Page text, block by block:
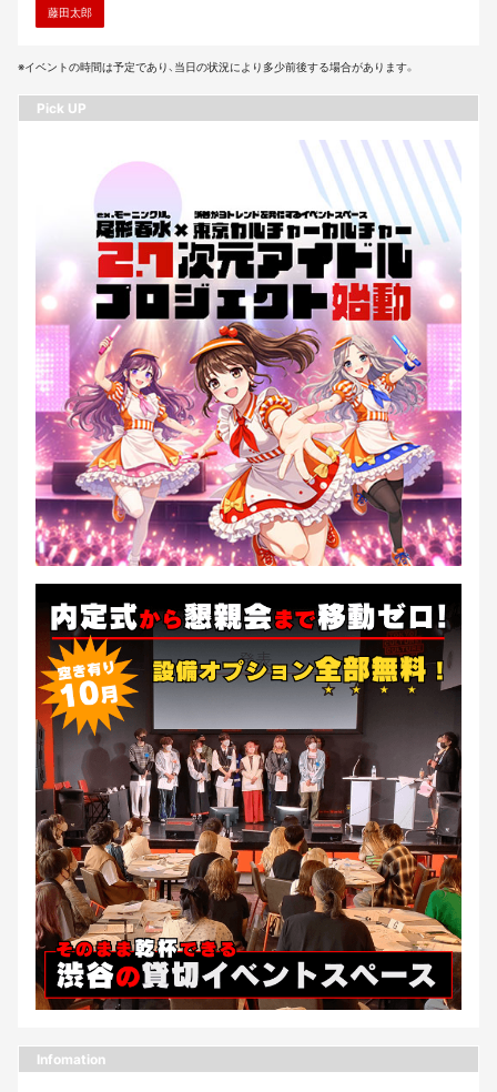
藤田太郎
※イベントの時間は予定であり、当日の状況により多少前後する場合があります。
Pick UP
Infomation